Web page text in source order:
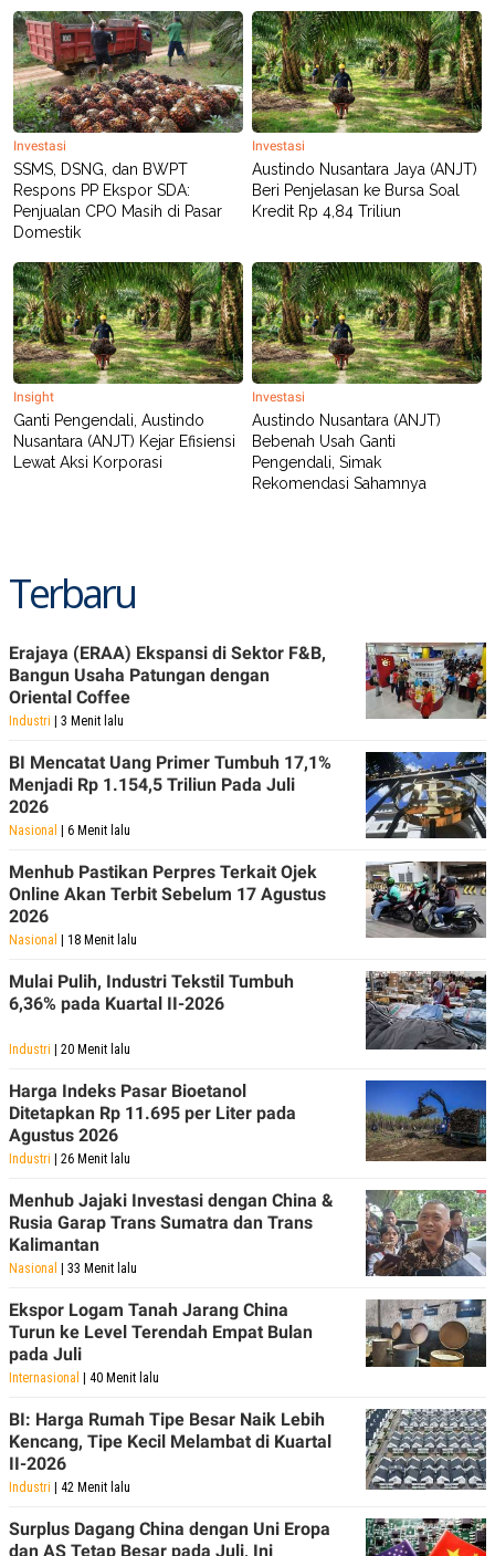
PEDOMAN
PEMBERITAAN
SIBER
PRIVACY
POLICY
Investasi
SSMS, DSNG, dan BWPT
Respons PP Ekspor SDA:
Penjualan CPO Masih di Pasar
Domestik
Investasi
Austindo Nusantara Jaya (ANJT)
Beri Penjelasan ke Bursa Soal
Kredit Rp 4,84 Triliun
Insight
Ganti Pengendali, Austindo
Nusantara (ANJT) Kejar Efisiensi
Lewat Aksi Korporasi
Investasi
Austindo Nusantara (ANJT)
Bebenah Usah Ganti
Pengendali, Simak
Rekomendasi Sahamnya
Terbaru
Erajaya (ERAA) Ekspansi di Sektor F&B,
Bangun Usaha Patungan dengan
Oriental Coffee
Industri | 3 Menit lalu
BI Mencatat Uang Primer Tumbuh 17,1%
Menjadi Rp 1.154,5 Triliun Pada Juli
2026
Nasional | 6 Menit lalu
Menhub Pastikan Perpres Terkait Ojek
Online Akan Terbit Sebelum 17 Agustus
2026
Nasional | 18 Menit lalu
Mulai Pulih, Industri Tekstil Tumbuh
6,36% pada Kuartal II-2026
Industri | 20 Menit lalu
Harga Indeks Pasar Bioetanol
Ditetapkan Rp 11.695 per Liter pada
Agustus 2026
Industri | 26 Menit lalu
Menhub Jajaki Investasi dengan China &
Rusia Garap Trans Sumatra dan Trans
Kalimantan
Nasional | 33 Menit lalu
Ekspor Logam Tanah Jarang China
Turun ke Level Terendah Empat Bulan
pada Juli
Internasional | 40 Menit lalu
BI: Harga Rumah Tipe Besar Naik Lebih
Kencang, Tipe Kecil Melambat di Kuartal
II-2026
Industri | 42 Menit lalu
Surplus Dagang China dengan Uni Eropa
dan AS Tetap Besar pada Juli, Ini